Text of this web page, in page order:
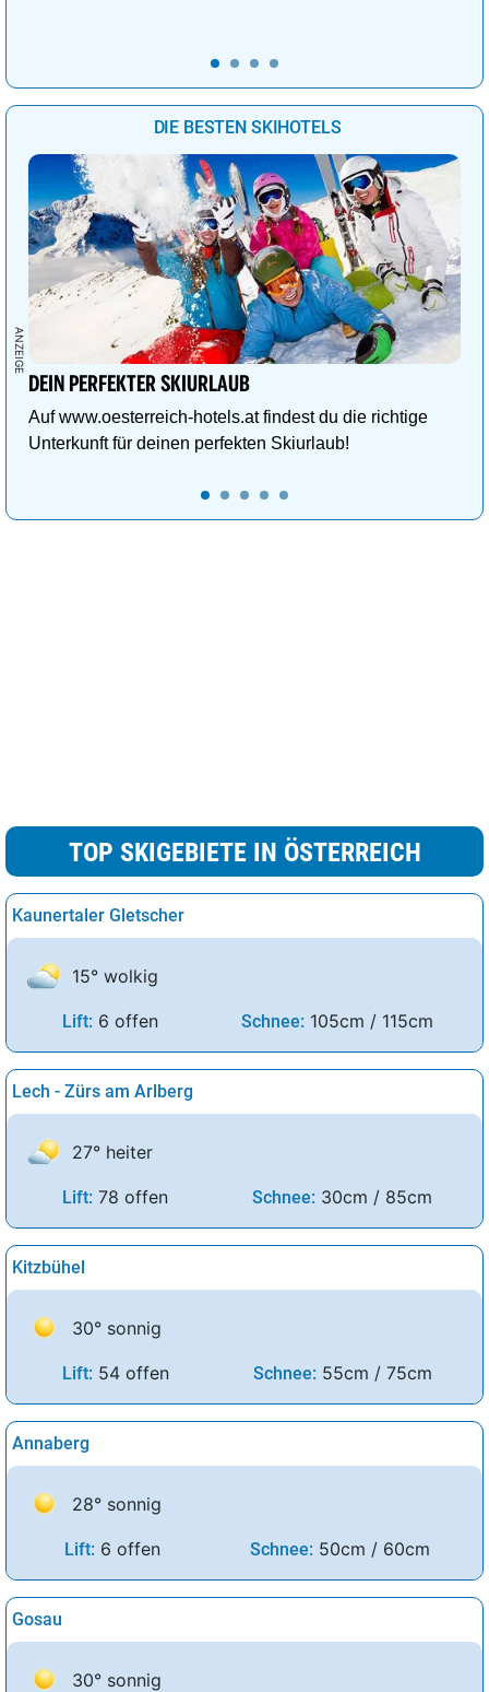
DIE BESTEN SKIHOTELS
DEIN PERFEKTER SKIURLAUB
Auf www.oesterreich-hotels.at findest du die richtige
Unterkunft für deinen perfekten Skiurlaub!
TOP SKIGEBIETE IN ÖSTERREICH
Kaunertaler Gletscher
15° wolkig
Lift: 6 offen Schnee: 105cm / 115cm
Lech - Zürs am Arlberg
27° heiter
Lift: 78 offen Schnee: 30cm / 85cm
Kitzbühel
30° sonnig
Lift: 54 offen Schnee: 55cm / 75cm
Annaberg
28° sonnig
Lift: 6 offen Schnee: 50cm / 60cm
Gosau
30° sonnig